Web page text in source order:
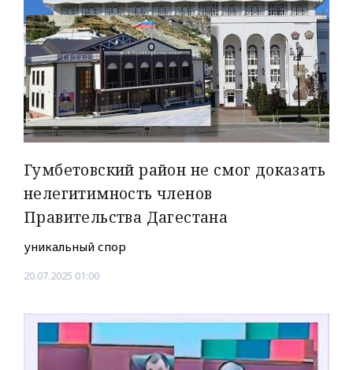
Гумбетовский район не смог доказать
нелегитимность членов
Правительства Дагестана
уникальный спор
20.07.2025 01:00